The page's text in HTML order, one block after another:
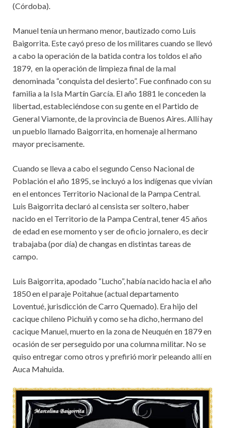
(Córdoba).
Manuel tenía un hermano menor, bautizado como Luis
Baigorrita. Este cayó preso de los militares cuando se llevó
a cabo la operación de la batida contra los toldos el año
1879, en la operación de limpieza final de la mal
denominada “conquista del desierto”. Fue confinado con su
familia a la Isla Martín García. El año 1881 le conceden la
libertad, estableciéndose con su gente en el Partido de
General Viamonte, de la provincia de Buenos Aires. Allí hay
un pueblo llamado Baigorrita, en homenaje al hermano
mayor precisamente.
Cuando se lleva a cabo el segundo Censo Nacional de
Población el año 1895, se incluyó a los indígenas que vivían
en el entonces Territorio Nacional de la Pampa Central.
Luis Baigorrita declaró al censista ser soltero, haber
nacido en el Territorio de la Pampa Central, tener 45 años
de edad en ese momento y ser de oficio jornalero, es decir
trabajaba (por día) de changas en distintas tareas de
campo.
Luis Baigorrita, apodado “Lucho”, había nacido hacia el año
1850 en el paraje Poitahue (actual departamento
Loventué, jurisdicción de Carro Quemado). Era hijo del
cacique chileno Pichuiñ y como se ha dicho, hermano del
cacique Manuel, muerto en la zona de Neuquén en 1879 en
ocasión de ser perseguido por una columna militar. No se
quiso entregar como otros y prefirió morir peleando allí en
Auca Mahuida.